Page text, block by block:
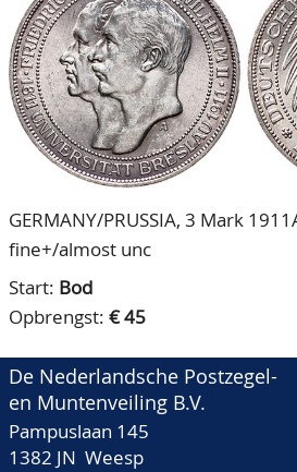
OVER ONS
Ons Team
80 jarig bestaan
CONTACT
ACCOUNT
GERMANY/PRUSSIA, 3 Mark
fine+/almost unc
Start: Bod
Opbrengst: € 45
De Nederlandsche Postzegel-
en Muntenveiling B.V.
Pampuslaan 145
1382 JN Weesp